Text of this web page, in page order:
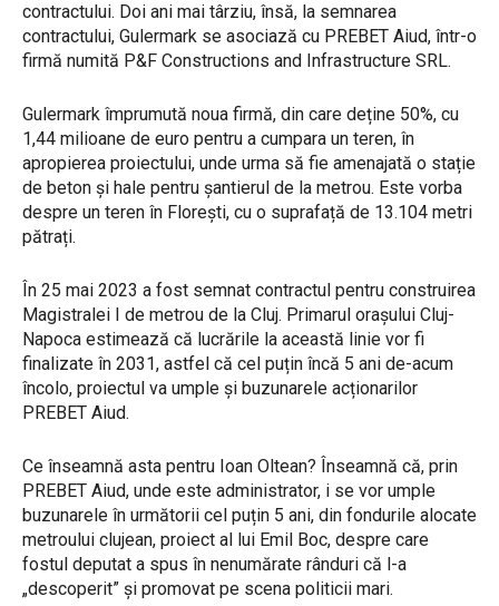
contractului. Doi ani mai târziu, însă, la semnarea
contractului, Gulermark se asociază cu PREBET Aiud, într-o
firmă numită P&F Constructions and Infrastructure SRL.
Gulermark împrumută noua firmă, din care deține 50%, cu
1,44 milioane de euro pentru a cumpara un teren, în
apropierea proiectului, unde urma să fie amenajată o stație
de beton și hale pentru șantierul de la metrou. Este vorba
despre un teren în Florești, cu o suprafață de 13.104 metri
pătrați.
În 25 mai 2023 a fost semnat contractul pentru construirea
Magistralei I de metrou de la Cluj. Primarul orașului Cluj-
Napoca estimează că lucrările la această linie vor fi
finalizate în 2031, astfel că cel puțin încă 5 ani de-acum
încolo, proiectul va umple și buzunarele acționarilor
PREBET Aiud.
Ce înseamnă asta pentru Ioan Oltean? Înseamnă că, prin
PREBET Aiud, unde este administrator, i se vor umple
buzunarele în următorii cel puțin 5 ani, din fondurile alocate
metroului clujean, proiect al lui Emil Boc, despre care
fostul deputat a spus în nenumărate rânduri că l-a
„descoperit” și promovat pe scena politicii mari.